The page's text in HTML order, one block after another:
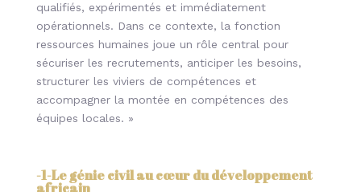
qualifiés, expérimentés et immédiatement
opérationnels. Dans ce contexte, la fonction
ressources humaines joue un rôle central pour
sécuriser les recrutements, anticiper les besoins,
structurer les viviers de compétences et
accompagner la montée en compétences des
équipes locales. »
-1-Le génie civil au cœur du développement
africain